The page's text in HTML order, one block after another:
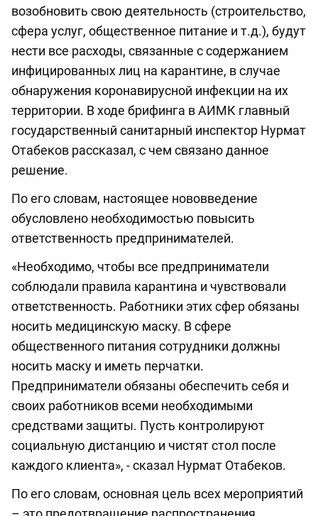
возобновить свою деятельность (строительство,
сфера услуг, общественное питание и т.д.), будут
нести все расходы, связанные с содержанием
инфицированных лиц на карантине, в случае
обнаружения коронавирусной инфекции на их
территории. В ходе брифинга в АИМК главный
государственный санитарный инспектор Нурмат
Отабеков рассказал, с чем связано данное
решение.
По его словам, настоящее нововведение
обусловлено необходимостью повысить
ответственность предпринимателей.
«Необходимо, чтобы все предприниматели
соблюдали правила карантина и чувствовали
ответственность. Работники этих сфер обязаны
носить медицинскую маску. В сфере
общественного питания сотрудники должны
носить маску и иметь перчатки.
Предприниматели обязаны обеспечить себя и
своих работников всеми необходимыми
средствами защиты. Пусть контролируют
социальную дистанцию и чистят стол после
каждого клиента», - сказал Нурмат Отабеков.
По его словам, основная цель всех мероприятий